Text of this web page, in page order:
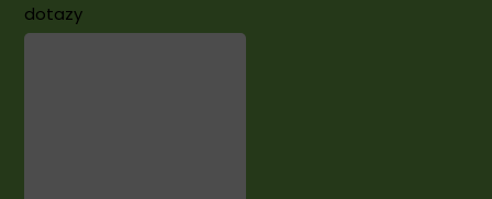
dotazy